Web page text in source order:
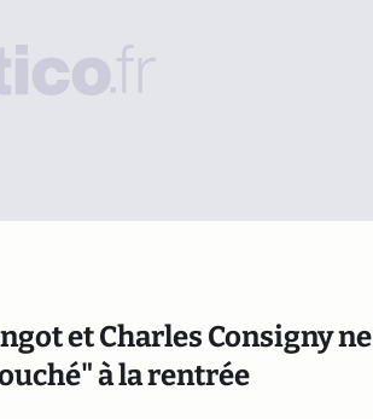
et Charles Consigny ne
à la rentrée